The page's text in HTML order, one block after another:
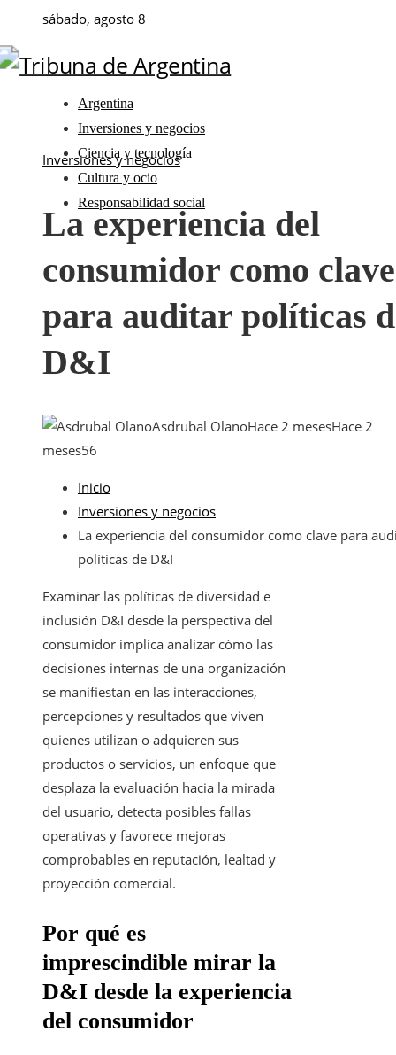
sábado, agosto 8
Argentina
Inversiones y negocios
Ciencia y tecnología
Cultura y ocio
Responsabilidad social
Inversiones y negocios
La experiencia del
consumidor como clave
para auditar políticas
D&I
Asdrubal OlanoHace 2 mesesHace 2
meses56
Inicio
Inversiones y negocios
La experiencia del consumidor como clave para
políticas de D&I
Examinar las políticas de diversidad e
inclusión D&I desde la perspectiva del
consumidor implica analizar cómo las
decisiones internas de una organización
se manifiestan en las interacciones,
percepciones y resultados que viven
quienes utilizan o adquieren sus
productos o servicios, un enfoque que
desplaza la evaluación hacia la mirada
del usuario, detecta posibles fallas
operativas y favorece mejoras
comprobables en reputación, lealtad y
proyección comercial.
Por qué es
imprescindible mirar la
D&I desde la experiencia
del consumidor